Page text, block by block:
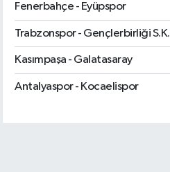
Fenerbahçe - Eyüpspor
Trabzonspor - Gençlerbirliği S.K.
Kasımpaşa - Galatasaray
Antalyaspor - Kocaelispor